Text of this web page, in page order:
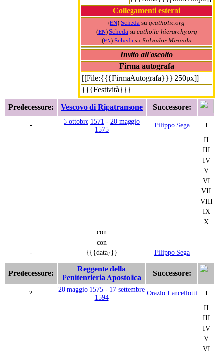
Collegamenti esterni
(EN) Scheda su gcatholic.org
(EN) Scheda su catholic-hierarchy.org
(EN) Scheda su Salvador Miranda
Invito all'ascolto
Firma autografa
[[File:{{{FirmaAutografa}}}|250px]]
{{{Festività}}}
Predecessore: Vescovo di Ripatransone Successore:
- 3 ottobre 1571 - 20 maggio
1575
Filippo Sega
I
II
III
IV
V
VI
VII
VIII
IX
X
con
con
-
{{{data}}} Filippo Sega
Predecessore:
Reggente della
Penitenzieria Apostolica
Successore:
? 20 maggio 1575 - 17 settembre
1594
Orazio Lancellotti
I
II
III
IV
V
VI